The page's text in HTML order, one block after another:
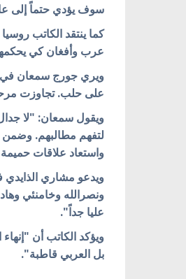
سوف يؤدي حتماً إلى
كما ينتقد الكاتب
عرب وأفغان كي
ويري جورج سمعان في
على حلب. تجاوزت
ويقول سمعان: "لا
لتفهم مطالبهم. وضمن
واستعاد علاقات
ويدعو مشاري
ونصرالله وخامنئي
عليا جداً".
ويؤكد الكاتب أن
بل العربي قاطبة".